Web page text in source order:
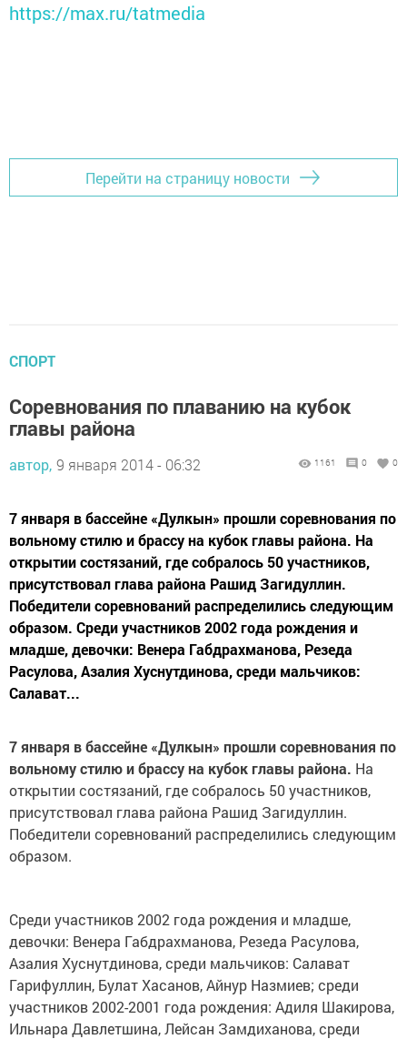
https://max.ru/tatmedia
Перейти на страницу новости
СПОРТ
Соревнования по плаванию на кубок
главы района
автор, 9 января 2014 - 06:32 1161 0 0
7 января в бассейне «Дулкын» прошли соревнования по
вольному стилю и брассу на кубок главы района. На
открытии состязаний, где собралось 50 участников,
присутствовал глава района Рашид Загидуллин.
Победители соревнований распределились следующим
образом. Среди участников 2002 года рождения и
младше, девочки: Венера Габдрахманова, Резеда
Расулова, Азалия Хуснутдинова, среди мальчиков:
Салават...
7 января в бассейне «Дулкын» прошли соревнования по
вольному стилю и брассу на кубок главы района. На
открытии состязаний, где собралось 50 участников,
присутствовал глава района Рашид Загидуллин.
Победители соревнований распределились следующим
образом.
Среди участников 2002 года рождения и младше,
девочки: Венера Габдрахманова, Резеда Расулова,
Азалия Хуснутдинова, среди мальчиков: Салават
Гарифуллин, Булат Хасанов, Айнур Назмиев; среди
участников 2002-2001 года рождения: Адиля Шакирова,
Ильнара Давлетшина, Лейсан Замдиханова, среди